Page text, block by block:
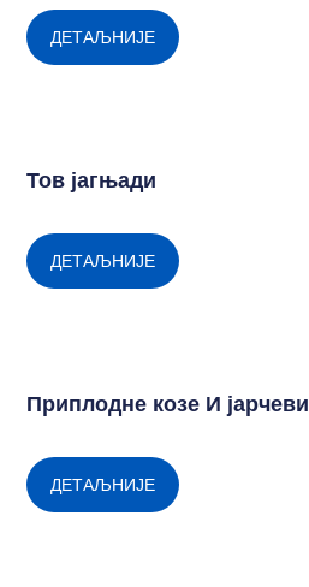
ДЕТАЉНИЈЕ
Тов јагњади
ДЕТАЉНИЈЕ
Приплодне козе И јарчеви
ДЕТАЉНИЈЕ